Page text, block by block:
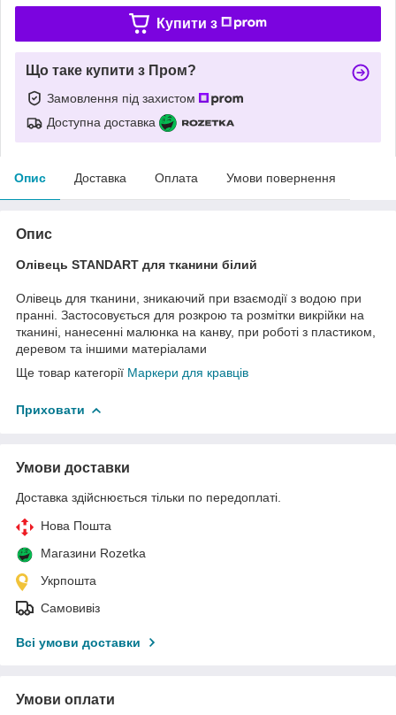
Купити з
Що таке купити з Пром?
Замовлення під захистом
Доступна доставка
Опис Доставка Оплата Умови повернення
Опис
Олівець STANDART для тканини білий
Олівець для тканини, зникаючий при взаємодії з водою при
пранні. Застосовується для розкрою та розмітки викрійки на
тканині, нанесенні малюнка на канву, при роботі з пластиком,
деревом та іншими матеріалами
Ще товар категорії Маркери для кравців
Приховати
Умови доставки
Доставка здійснюється тільки по передоплаті.
Нова Пошта
Магазини Rozetka
Укрпошта
Самовивіз
Всі умови доставки
Умови оплати